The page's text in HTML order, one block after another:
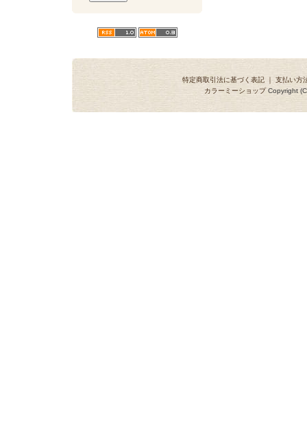
特定商取引法に基づく表記 ｜ 支払い方
カラーミーショップCopyright